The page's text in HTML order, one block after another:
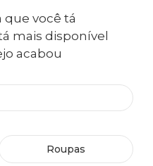
que você tá
mais disponível
acabou
Roupas